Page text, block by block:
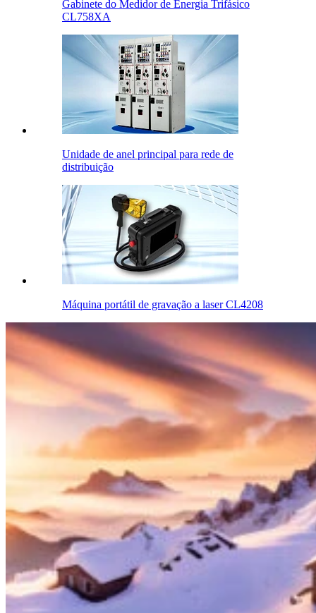
Gabinete do Medidor de Energia Trifásico
CL758XA
Unidade de anel principal para rede de
distribuição
Máquina portátil de gravação a laser CL4208